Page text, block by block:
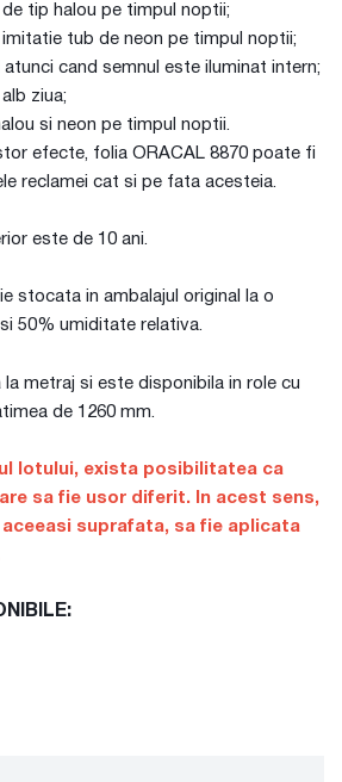
tip halou pe timpul noptii;
tub de neon pe timpul noptii;
cand semnul este iluminat intern;
ziua;
si neon pe timpul noptii.
efecte, folia ORACAL 8870 poate fi
reclamei cat si pe fata acesteia.
este de 10 ani.
stocata in ambalajul original la o
50% umiditate relativa.
la metraj si este disponibila in role cu
de 1260 mm.
lotului, exista posibilitatea ca
sa fie usor diferit. In acest sens,
suprafata, sa fie aplicata